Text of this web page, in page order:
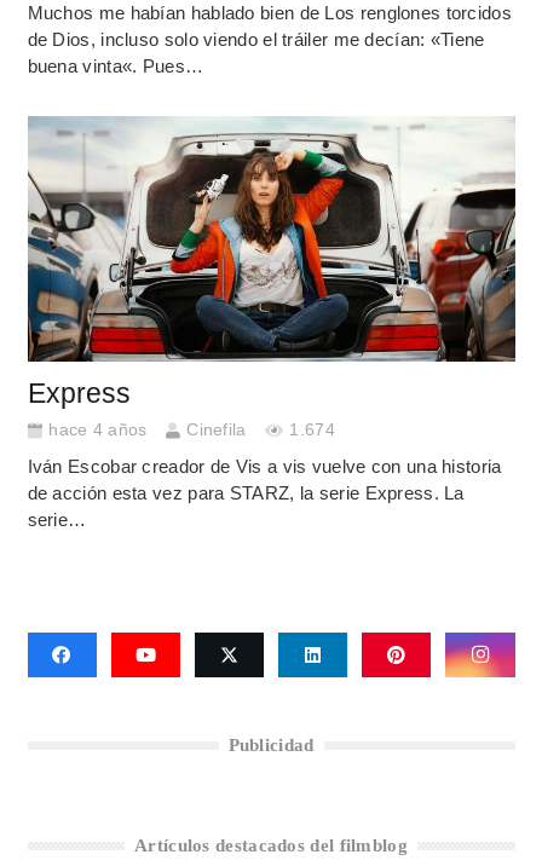
Muchos me habían hablado bien de Los renglones torcidos
de Dios, incluso solo viendo el tráiler me decían: «Tiene
buena vinta«. Pues…
Express
hace 4 años Cinefila 1.674
Iván Escobar creador de Vis a vis vuelve con una historia
de acción esta vez para STARZ, la serie Express. La
serie…
Publicidad
Artículos destacados del filmblog